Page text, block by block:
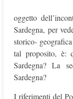
oggetto
Sardegna, per
storico-
tal proposito, è:
Sardegna? La
Sardegna?
I riferimenti del